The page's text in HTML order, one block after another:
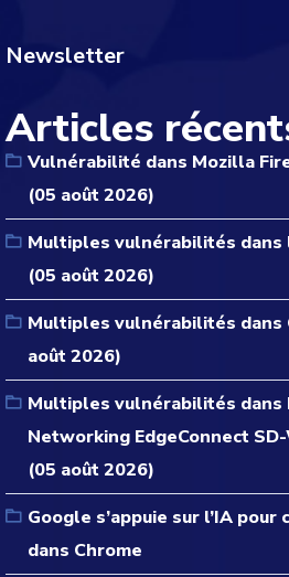
Newsletter
Articles
Vulnérabilité dans Mozilla
(05 août 2026)
Multiples vulnérabilités dans
(05 août 2026)
Multiples vulnérabilités dans
août 2026)
Multiples vulnérabilités dans
Networking EdgeConnect
(05 août 2026)
Google s’appuie sur l’IA
dans Chrome